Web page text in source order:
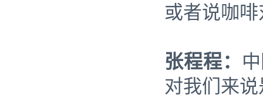
或者说咖
张程程：
对我们来